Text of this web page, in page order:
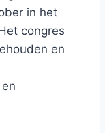
in het
congres
en